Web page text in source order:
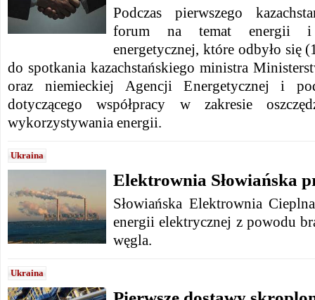
Podczas pierwszego
forum na temat energii i
energetycznej, które odbyło się
do spotkania kazachstańskiego ministra
oraz niemieckiej Agencji Energetycznej i
dotyczącego współpracy w zakresie
wykorzystywania energii.
Ukraina
Elektrownia Słowiańska
Słowiańska Elektrownia
energii elektrycznej z powodu
węgla.
Ukraina